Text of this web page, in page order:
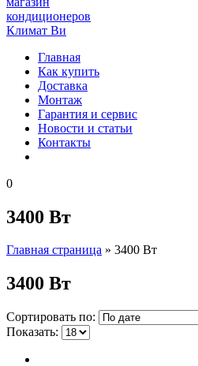
Главная
Как купить
Доставка
Монтаж
Гарантия и сервис
Новости и статьи
Контакты
0
3400 Вт
Главная страница » 3400 Вт
3400 Вт
Сортировать по:
Показать: